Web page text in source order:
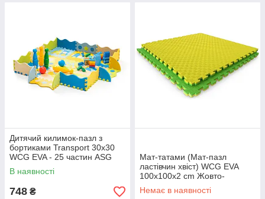
Дитячий килимок-пазл з
бортиками Transport 30x30
WCG EVA - 25 частин ASG
В наявності
748 ₴
Мат-татами (Мат-пазл
ластівчин хвіст) WCG EVA
100х100х2 cm Жовто-
зелений ASG
Немає в наявності